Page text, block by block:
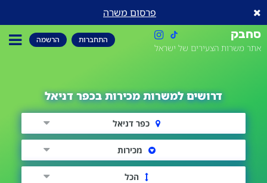
פרסום משרה
סחבק
אתר משרות הצעירים של ישראל
התחברות הרשמה
דרושים למשרות מכירות בכפר דניאל
כפר דניאל
מכירות
הכל